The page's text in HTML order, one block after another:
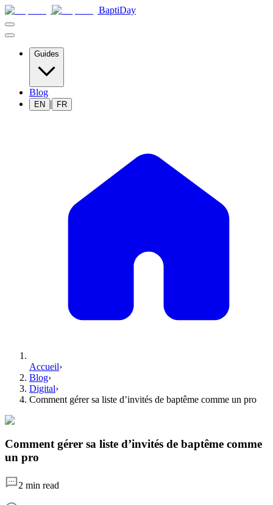
BaptiDay
Guides
Blog
EN | FR
Accueil›
Blog›
Digital›
Comment gérer sa liste d’invités de baptême comme un pro
Comment gérer sa liste d’invités de baptême comme
un pro
2 min read